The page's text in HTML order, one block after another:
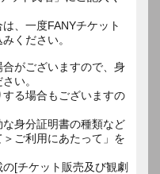
、一度FANYチケット
みください。
がございますので、身
い。
る場合もございますの
身分証明書の種類など
ご利用にあたって」を
[チケット販売及び観劇